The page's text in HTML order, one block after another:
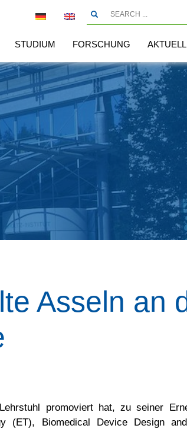
STUDIUM FORSCHUNG
Asseln an
promoviert hat, zu seiner
(ET), Biomedical Device Design